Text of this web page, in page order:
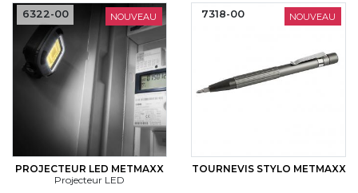
NOUVEAU
PROJECTEUR LED METMAXX
Projecteur LED
6322-00 NOUVEAU
TOURNEVIS STYLO METMAXX
7318-00